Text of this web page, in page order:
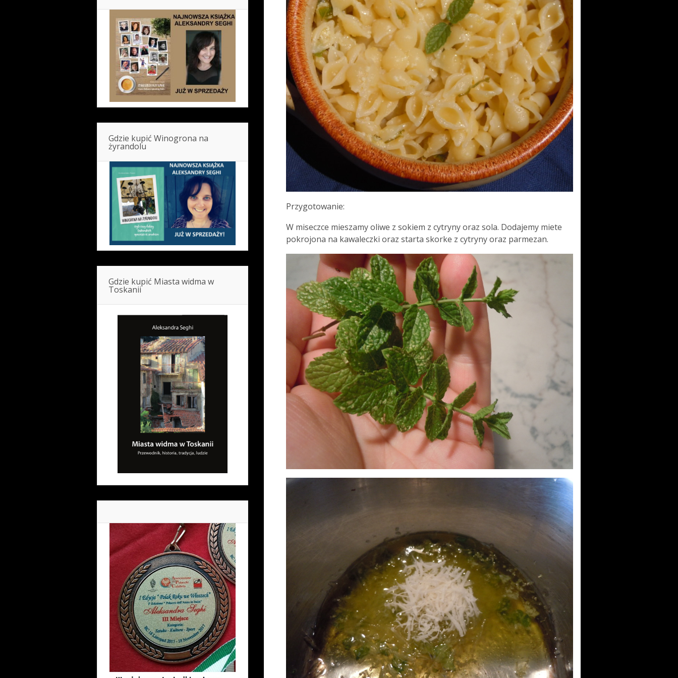
Przygotowanie:
W miseczce mieszamy oliwe z sokiem z cytryny oraz sola. Dodajemy miete
pokrojona na kawaleczki oraz starta skorke z cytryny oraz parmezan.
Gdzie kupić Winogrona na
żyrandolu
Gdzie kupić Miasta widma w
Toskanii